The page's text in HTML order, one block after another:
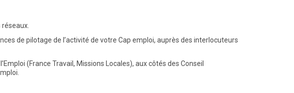
de pilotage de l’activité de votre Cap emploi, auprès des interlocuteurs
(France Travail, Missions Locales), aux côtés des Conseil